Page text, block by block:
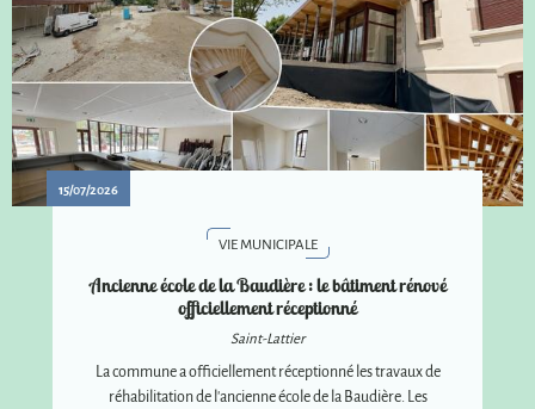
15/07/2026
VIE MUNICIPALE
Ancienne école de la Baudière : le bâtiment rénové
officiellement réceptionné
Saint-Lattier
La commune a officiellement réceptionné les travaux de
réhabilitation de l'ancienne école de la Baudière. Les